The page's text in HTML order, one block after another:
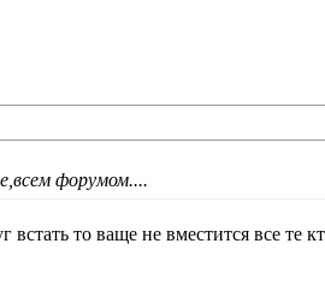
форумом....
то ваще не вместится все те